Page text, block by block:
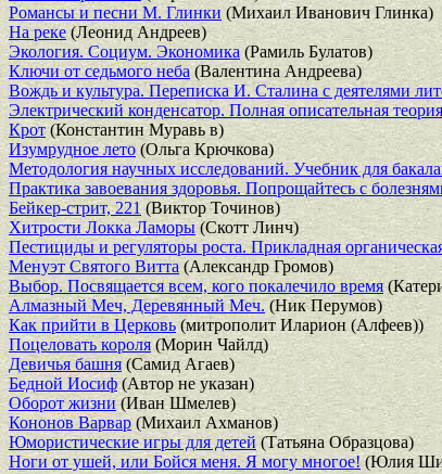
Романсы и песни М. Глинки (Михаил Иванович Глинка)
На реке (Леонид Андреев)
Экология. Социум. Экономика (Рамиль Булатов)
Ключи от седьмого неба(Валентина Андреева)
Вождь и культура. Переписка И. Сталина с деятелями
Электрический конденсатор. Полная описательная
Крот(Константин Муравь в)
Изумрудное лето (Ольга Крючкова)
Методология научных исследований. Учебник для
Практика завоевания здоровья. Попрощайтесь с
Бейкер-стрит, 221 (Виктор Точинов)
Хитрости Локка Ламоры(Скотт Линч)
Пестициды и регуляторы роста. Прикладная
Менуэт Святого Витта(Александр Громов)
Выбор. Посвящается всем, кого покалечило время
Алмазный Меч, Деревянный Меч. (Ник Перумов)
Как прийти в Церковь(митрополит Иларион (Алфеев))
Поцеловать короля (Морин Чайлд)
Девичья башня (Самид Агаев)
Бедной Иосиф(Автор не указан)
Оборот жизни(Иван Шмелев)
Кононов Варвар (Михаил Ахманов)
Юмористические игры для детей (Татьяна Образцова)
Ноги от ушей, или Бойся меня. Я могу многое!(Юлия